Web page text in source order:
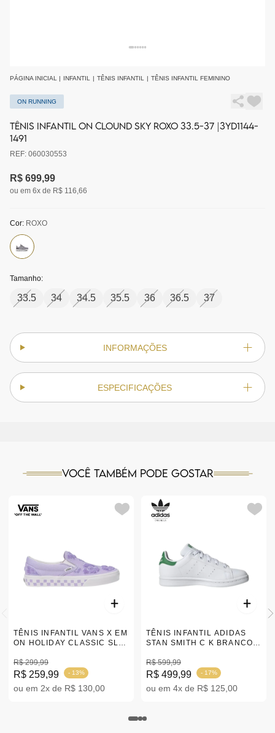
PÁGINA INICIAL | INFANTIL | TÊNIS INFANTIL | TÊNIS INFANTIL FEMININO
ON RUNNING
TÊNIS INFANTIL ON CLOUND SKY ROXO 33.5-37 |3YD1144-
1491
REF: 060030553
R$ 699,99
ou em 6x de R$ 116,66
Cor: ROXO
Tamanho:
33.5 34 34.5 35.5 36 36.5 37
INFORMAÇÕES
ESPECIFICAÇÕES
Você também pode gostar
TÊNIS INFANTIL VANS X EM
ON HOLIDAY CLASSIC SLIP
|VN0A5JMH6GL
R$ 299,99
R$ 259,99 - 13%
ou em 2x de R$ 130,00
TÊNIS INFANTIL ADIDAS
STAN SMITH C K BRANCO
R$ 599,99
R$ 499,99 - 17%
ou em 4x de R$ 125,00